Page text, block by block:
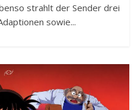
strahlt der Sender drei
sowie...